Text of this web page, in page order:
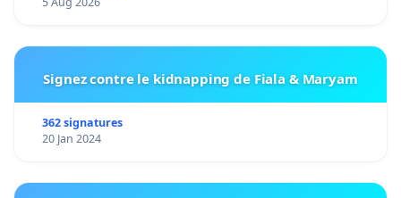
Signez contre le kidnapping de Fiala & Maryam
362 signatures
20 Jan 2024